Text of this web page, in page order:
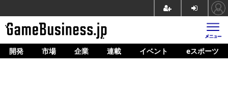
ホーム
開発 市場 企業 連載 イベント eスポーツ